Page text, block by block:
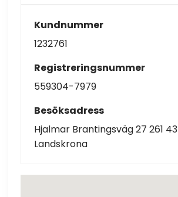
Kundnummer
1232761
Registreringsnummer
559304-7979
Besöksadress
Hjalmar Brantingsväg 27 261 43
Landskrona